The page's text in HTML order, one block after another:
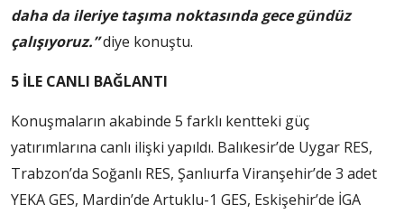
daha da ileriye taşıma noktasında gece gündüz
çalışıyoruz.”diye konuştu.
5 İLE CANLI BAĞLANTI
Konuşmaların akabinde 5 farklı kentteki güç
yatırımlarına canlı ilişki yapıldı. Balıkesir’de Uygar RES,
Trabzon’da Soğanlı RES, Şanlıurfa Viranşehir’de 3 adet
YEKA GES, Mardin’de Artuklu-1 GES, Eskişehir’de İGA